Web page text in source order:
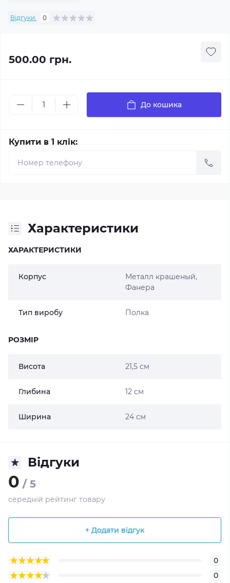
Відгуки: 0
500.00 грн.
До кошика
Купити в 1 клік:
Характеристики
ХАРАКТЕРИСТИКИ
Корпус
Металл крашеный,
Фанера
Тип виробу Полка
РОЗМІР
Висота 21,5 см
Глибина 12 см
Ширина 24 см
Відгуки
0 / 5
середній рейтинг товару
+ Додати відгук
0
0